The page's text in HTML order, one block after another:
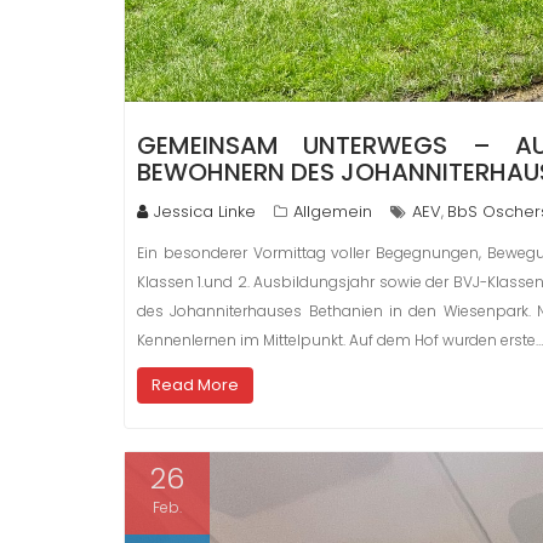
GEMEINSAM UNTERWEGS –
BEWOHNERN DES
Jessica Linke Allgemein AEV, BbS
Ein besonderer Vormittag voller Begegnungen,
Klassen 1.und 2. Ausbildungsjahr sowie der BVJ-
des Johanniterhauses Bethanien in den
Kennenlernen im Mittelpunkt. Auf dem Hof wurden erste…
Read More
26
Feb.